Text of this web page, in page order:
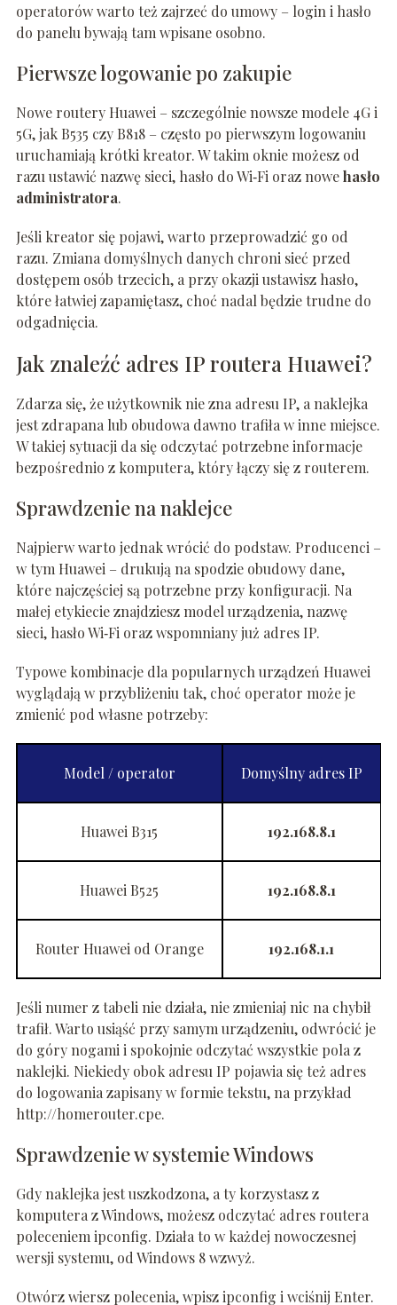
operatorów warto też zajrzeć do umowy – login i hasło
do panelu bywają tam wpisane osobno.
Pierwsze logowanie po zakupie
Nowe routery Huawei – szczególnie nowsze modele 4G i
5G, jak B535 czy B818 – często po pierwszym logowaniu
uruchamiają krótki kreator. W takim oknie możesz od
razu ustawić nazwę sieci, hasło do Wi‑Fi oraz nowehasło
administratora.
Jeśli kreator się pojawi, warto przeprowadzić go od
razu. Zmiana domyślnych danych chroni sieć przed
dostępem osób trzecich, a przy okazji ustawisz hasło,
które łatwiej zapamiętasz, choć nadal będzie trudne do
odgadnięcia.
Jak znaleźć adres IP routera Huawei?
Zdarza się, że użytkownik nie zna adresu IP, a naklejka
jest zdrapana lub obudowa dawno trafiła w inne miejsce.
W takiej sytuacji da się odczytać potrzebne informacje
bezpośrednio z komputera, który łączy się z routerem.
Sprawdzenie na naklejce
Najpierw warto jednak wrócić do podstaw. Producenci –
w tym Huawei – drukują na spodzie obudowy dane,
które najczęściej są potrzebne przy konfiguracji. Na
małej etykiecie znajdziesz model urządzenia, nazwę
sieci, hasło Wi‑Fi oraz wspomniany już adres IP.
Typowe kombinacje dla popularnych urządzeń Huawei
wyglądają w przybliżeniu tak, choć operator może je
zmienić pod własne potrzeby:
Model / operator Domyślny adres IP
Huawei B315 192.168.8.1
Huawei B525 192.168.8.1
Router Huawei od Orange 192.168.1.1
Jeśli numer z tabeli nie działa, nie zmieniaj nic na chybił
trafił. Warto usiąść przy samym urządzeniu, odwrócić je
do góry nogami i spokojnie odczytać wszystkie pola z
naklejki. Niekiedy obok adresu IP pojawia się też adres
do logowania zapisany w formie tekstu, na przykład
http://homerouter.cpe.
Sprawdzenie w systemie Windows
Gdy naklejka jest uszkodzona, a ty korzystasz z
komputera z Windows, możesz odczytać adres routera
poleceniem ipconfig. Działa to w każdej nowoczesnej
wersji systemu, od Windows 8 wzwyż.
Otwórz wiersz polecenia, wpisz ipconfig i wciśnij Enter.